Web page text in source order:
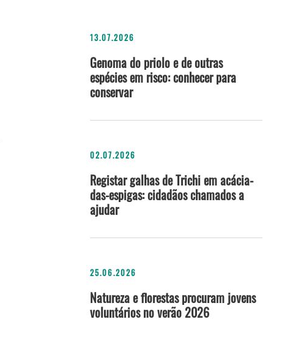
13.07.2026
Genoma do priolo e de outras
espécies em risco: conhecer para
conservar
02.07.2026
Registar galhas de Trichi em acácia-
das-espigas: cidadãos chamados a
ajudar
25.06.2026
Natureza e florestas procuram jovens
voluntários no verão 2026